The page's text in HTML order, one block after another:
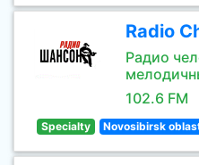
Radio
Радио
102.6 FM
Specialty Novosibirsk